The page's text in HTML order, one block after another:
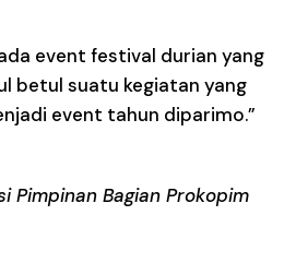
event festival durian yang
betul suatu kegiatan yang
event tahun diparimo.”
Pimpinan Bagian Prokopim